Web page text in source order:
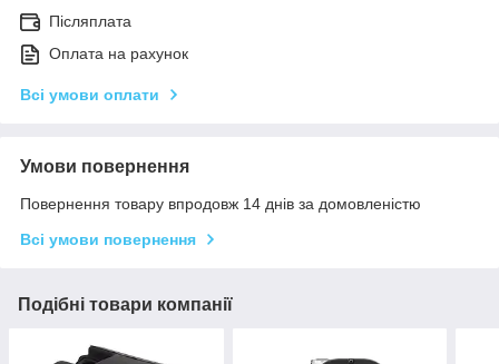
Післяплата
Оплата на рахунок
Всі умови оплати
Умови повернення
Повернення товару впродовж 14 днів за домовленістю
Всі умови повернення
Подібні товари компанії